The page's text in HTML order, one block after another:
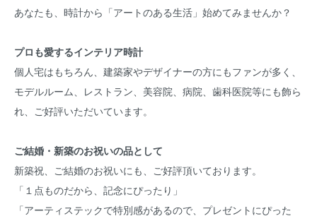
あなたも、時計から「アートのある生活」始めてみませんか？
プロも愛するインテリア時計
個人宅はもちろん、建築家やデザイナーの方にもファンが多く、
モデルルーム、レストラン、美容院、病院、歯科医院等にも飾ら
れ、ご好評いただいています。
ご結婚・新築のお祝いの品として
新築祝、ご結婚のお祝いにも、ご好評頂いております。
「１点ものだから、記念にぴったり」
「アーティステックで特別感があるので、プレゼントにぴった